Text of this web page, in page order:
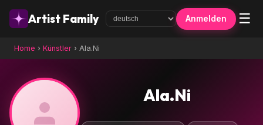
Artist Family Anmelden ☰
Home › Künstler › Ala.Ni
Ala.Ni